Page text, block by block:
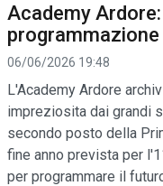
Academy
06/06/2026 19:48
L'Academy Ardore
impreziosita dai grandi
secondo posto della
fine anno prevista per
per programmare il